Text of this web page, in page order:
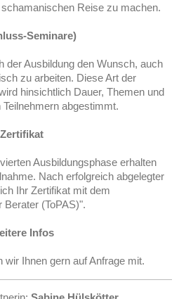
Reise zu machen.
Seminare)
der Ausbildung den Wunsch, auch
zu arbeiten. Diese Art der
hinsichtlich Dauer, Themen und
abgestimmt.
Zertifikat
Ausbildungsphase erhalten
Nach erfolgreich abgelegter
Ihr Zertifikat mit dem
(ToPAS)".
Infos
wir Ihnen gern auf Anfrage mit.